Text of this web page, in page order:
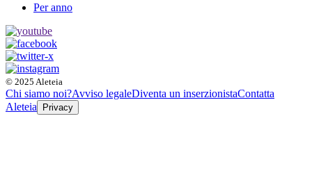
Per anno
© 2025 Aleteia
Chi siamo noi?Avviso legaleDiventa un inserzionistaContatta
Aleteia
Privacy